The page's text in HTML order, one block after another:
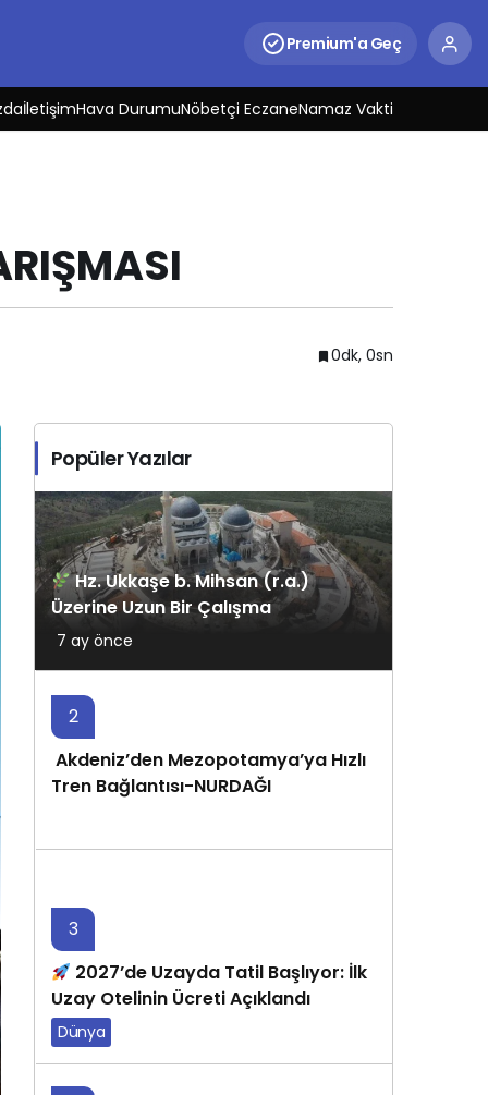
Premium'a Geç
İletişimHava DurumuNöbetçi EczaneNamaz Vakti
0dk, 0sn
Popüler Yazılar
Hz. Ukkaşe b. Mihsan (r.a.)
Üzerine Uzun Bir Çalışma
7 ay önce
2
Akdeniz’den Mezopotamya’ya Hızlı
Tren Bağlantısı-NURDAĞI
3
2027’de Uzayda Tatil Başlıyor: İlk
Uzay Otelinin Ücreti Açıklandı
Dünya